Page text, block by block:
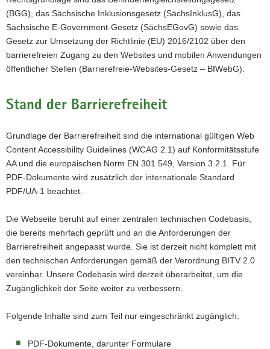
a
v
i
g
a
i
o
(BGG), das Sächsische Inklusionsgesetz (SächsInklusG), das
Sächsische E-Government-Gesetz (SächsEGovG) sowie das
Gesetz zur Umsetzung der Richtlinie (EU) 2016/2102 über den
barrierefreien Zugang zu den Websites und mobilen Anwendungen
öffentlicher Stellen (Barrierefreie-Websites-Gesetz – BfWebG).
Stand der Barrierefreiheit
Grundlage der Barrierefreiheit sind die international gültigen Web
Content Accessibility Guidelines (WCAG 2.1) auf Konformitätsstufe
AA und die europäischen Norm EN 301 549, Version 3.2.1. Für
PDF-Dokumente wird zusätzlich der internationale Standard
PDF/UA-1 beachtet.
Die Webseite beruht auf einer zentralen technischen Codebasis,
die bereits mehrfach geprüft und an die Anforderungen der
Barrierefreiheit angepasst wurde. Sie ist derzeit nicht komplett mit
den technischen Anforderungen gemäß der Verordnung BITV 2.0
vereinbar. Unsere Codebasis wird derzeit überarbeitet, um die
Zugänglichkeit der Seite weiter zu verbessern.
Folgende Inhalte sind zum Teil nur eingeschränkt zugänglich:
PDF-Dokumente, darunter Formulare